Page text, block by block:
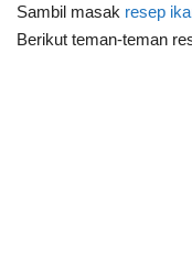
Sambil masak resep
Berikut teman-teman